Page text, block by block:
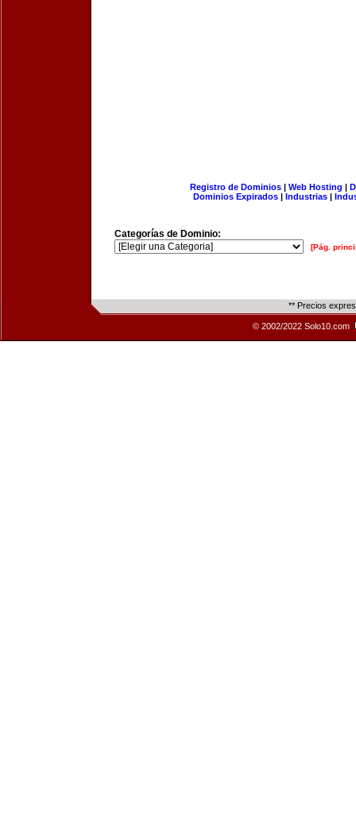
Registro de Dominios| Web Hosting |
Dominios Expirados | Industrias |
Categorías de Dominio:
[Pág.
** Precios
© 2002/2022 Solo10.com